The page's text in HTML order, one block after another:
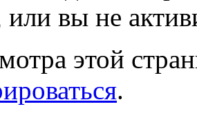
или вы не
этой
.